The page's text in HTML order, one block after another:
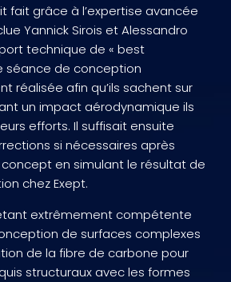
fait grâce à l’expertise avancée
Yannick Sirois et Alessandro
technique de « best
séance de conception
réalisée afin qu’ils sachent sur
un impact aérodynamique ils
efforts. Il suffisait ensuite
si nécessaires après
en simulant le résultat de
chez Exept.
étant extrêmement compétente
de surfaces complexes
de la fibre de carbone pour
structuraux avec les formes